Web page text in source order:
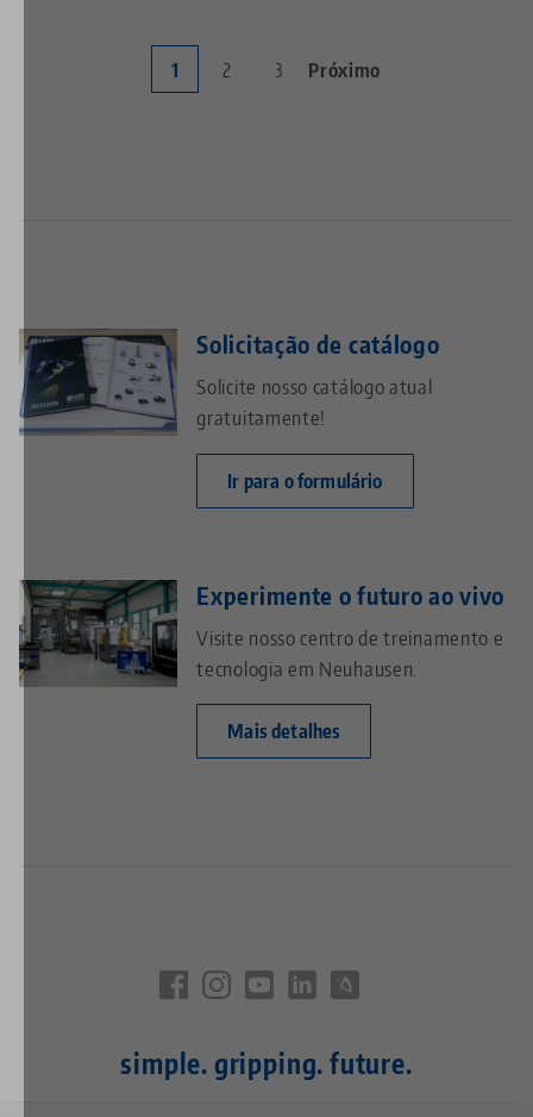
Página
1 Page
2 Page
3
Próxima
Próximo
Solicitação de catálogo
Solicite nosso catálogo atual
gratuitamente!
Ir para o formulário
Experimente o futuro ao vivo
Visite nosso centro de treinamento e
tecnologia em Neuhausen.
Mais detalhes
simple. gripping. future.